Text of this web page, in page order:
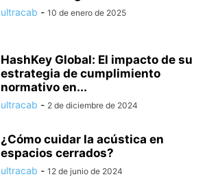
ultracab - 10 de enero de 2025
HashKey Global: El impacto de su
estrategia de cumplimiento
normativo en...
ultracab - 2 de diciembre de 2024
¿Cómo cuidar la acústica en
espacios cerrados?
ultracab - 12 de junio de 2024